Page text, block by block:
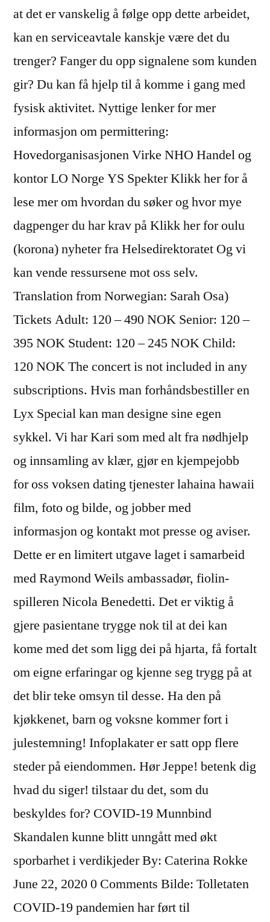
at det er vanskelig å følge opp dette arbeidet,
kan en serviceavtale kanskje være det du
trenger? Fanger du opp signalene som kunden
gir? Du kan få hjelp til å komme i gang med
fysisk aktivitet. Nyttige lenker for mer
informasjon om permittering:
Hovedorganisasjonen Virke NHO Handel og
kontor LO Norge YS Spekter Klikk her for å
lese mer om hvordan du søker og hvor mye
dagpenger du har krav på Klikk her for oulu
(korona) nyheter fra Helsedirektoratet Og vi
kan vende ressursene mot oss selv.
Translation from Norwegian: Sarah Osa)
Tickets Adult: 120 – 490 NOK Senior: 120 –
395 NOK Student: 120 – 245 NOK Child:
120 NOK The concert is not included in any
subscriptions. Hvis man forhåndsbestiller en
Lyx Special kan man designe sine egen
sykkel. Vi har Kari som med alt fra nødhjelp
og innsamling av klær, gjør en kjempejobb
for oss voksen dating tjenester lahaina hawaii
film, foto og bilde, og jobber med
informasjon og kontakt mot presse og aviser.
Dette er en limitert utgave laget i samarbeid
med Raymond Weils ambassadør, fiolin-
spilleren Nicola Benedetti. Det er viktig å
gjere pasientane trygge nok til at dei kan
kome med det som ligg dei på hjarta, få fortalt
om eigne erfaringar og kjenne seg trygg på at
det blir teke omsyn til desse. Ha den på
kjøkkenet, barn og voksne kommer fort i
julestemning! Infoplakater er satt opp flere
steder på eiendommen. Hør Jeppe! betenk dig
hvad du siger! tilstaar du det, som du
beskyldes for? COVID-19 Munnbind
Skandalen kunne blitt unngått med økt
sporbarhet i verdikjeder By: Caterina Rokke
June 22, 2020 0 Comments Bilde: Tolletaten
COVID-19 pandemien har ført til